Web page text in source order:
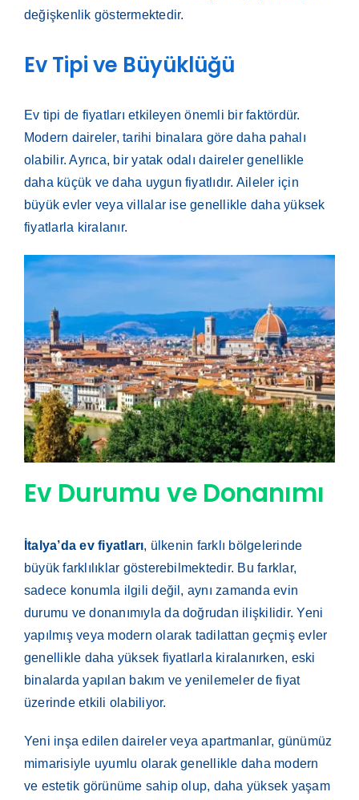
değişkenlik göstermektedir.
Ev Tipi ve Büyüklüğü
Ev tipi de fiyatları etkileyen önemli bir faktördür.
Modern daireler, tarihi binalara göre daha pahalı
olabilir. Ayrıca, bir yatak odalı daireler genellikle
daha küçük ve daha uygun fiyatlıdır. Aileler için
büyük evler veya villalar ise genellikle daha yüksek
fiyatlarla kiralanır.
Ev Durumu ve Donanımı
İtalya’da ev fiyatları, ülkenin farklı bölgelerinde
büyük farklılıklar gösterebilmektedir. Bu farklar,
sadece konumla ilgili değil, aynı zamanda evin
durumu ve donanımıyla da doğrudan ilişkilidir. Yeni
yapılmış veya modern olarak tadilattan geçmiş evler
genellikle daha yüksek fiyatlarla kiralanırken, eski
binalarda yapılan bakım ve yenilemeler de fiyat
üzerinde etkili olabiliyor.
Yeni inşa edilen daireler veya apartmanlar, günümüz
mimarisiyle uyumlu olarak genellikle daha modern
ve estetik görünüme sahip olup, daha yüksek yaşam